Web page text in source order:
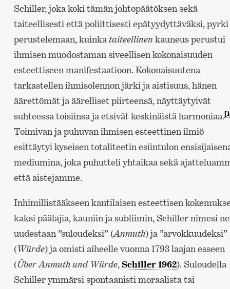
Schiller, joka koki tämän johtopäätöksen sekä
taiteellisesti että poliittisesti epätyydyttäväksi, pyrki
perustelemaan, kuinkataiteellinen kauneus perustui
ihmisen muodostaman siveellisen kokonaisuuden
esteettiseen manifestaatioon. Kokonaisuutena
tarkastellen ihmisolennon järki ja aistisuus, hänen
äärettömät ja äärelliset piirteensä, näyttäytyivät
suhteessa toisiinsa ja etsivät keskinäistä harmoniaa.
Toimivan ja puhuvan ihmisen esteettinen ilmiö
esittäytyi kyseisen totaliteetin esiintulon
mediumina, joka puhutteli yhtaikaa sekä
että aistejamme.
Inhimillistääkseen kantilaisen esteettisen
kaksi päälajia, kauniin ja subliimin, Schiller nimesi ne
uudestaan ”suloudeksi” (Anmuth) ja ”arvokkuudeksi”
(Würde) ja omisti aiheelle vuonna 1793 laajan esseen
(Über Anmuth und Würde,Schiller 1962). Suloudella
Schiller ymmärsi spontaanisti moraalista tai